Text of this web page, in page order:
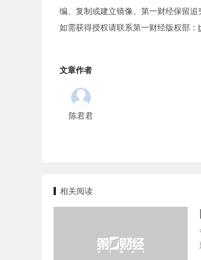
编、复制或建立镜像。第一财经保留追
如需获得授权请联系第一财经版权部：
文章作者
陈君君
相关阅读